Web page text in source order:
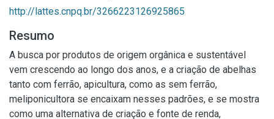
http://lattes.cnpq.br/3266223126925865
Resumo
A busca por produtos de origem orgânica e sustentável
vem crescendo ao longo dos anos, e a criação de abelhas
tanto com ferrão, apicultura, como as sem ferrão,
meliponicultora se encaixam nesses padrões, e se mostra
como uma alternativa de criação e fonte de renda,